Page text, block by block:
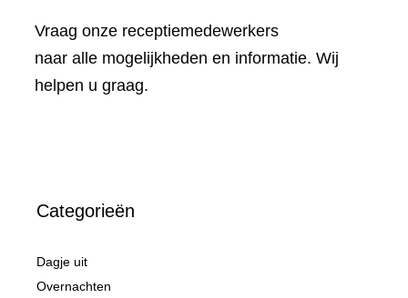
Vraag onze receptiemedewerkers
naar alle mogelijkheden en informatie. Wij
helpen u graag.
Categorieën
Dagje uit
Overnachten